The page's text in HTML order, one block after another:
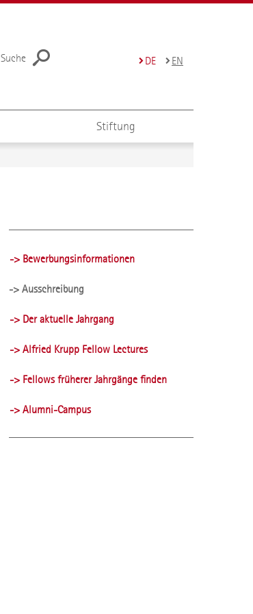
Suche DE EN
Stiftung
-> Bewerbungsinformationen
-> Ausschreibung
-> Der aktuelle Jahrgang
-> Alfried Krupp Fellow Lectures
-> Fellows früherer Jahrgänge finden
-> Alumni-Campus